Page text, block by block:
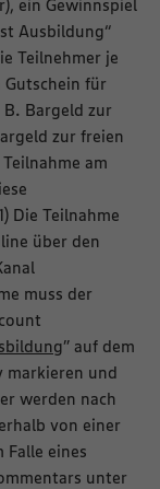
Ausbildung“
Teilnehmer je
für
Bargeld zur
zur freien
am
Die Teilnahme
über den
muss der
” auf dem
markieren und
werden nach
von einer
eines
unter